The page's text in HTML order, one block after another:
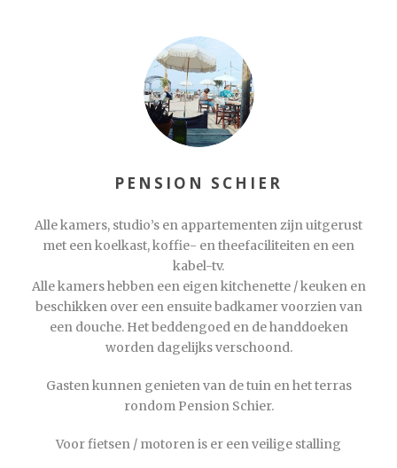
PENSION SCHIER
Alle kamers, studio’s en appartementen zijn uitgerust
met een koelkast, koffie- en theefaciliteiten en een
kabel-tv.
Alle kamers hebben een eigen kitchenette / keuken en
beschikken over een ensuite badkamer voorzien van
een douche. Het beddengoed en de handdoeken
worden dagelijks verschoond.
Gasten kunnen genieten van de tuin en het terras
rondom Pension Schier.
Voor fietsen / motoren is er een veilige stalling